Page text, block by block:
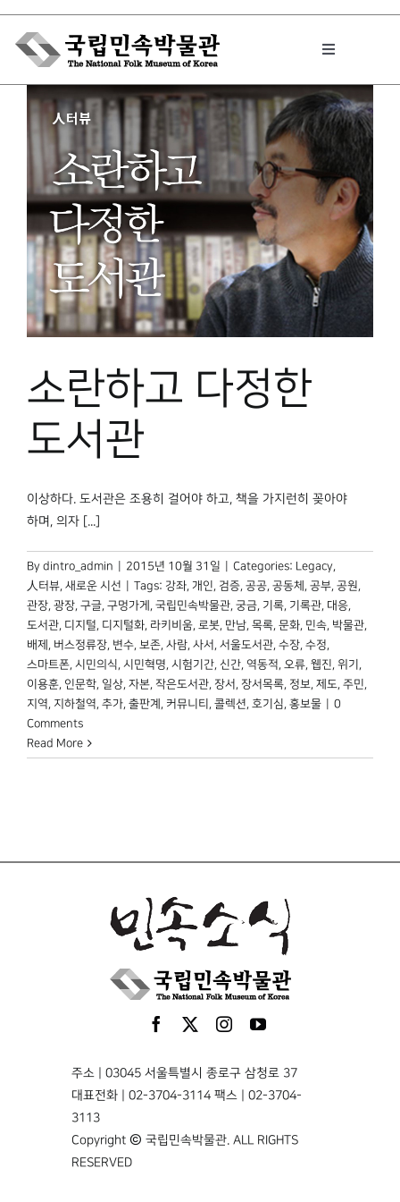
Skip
content
Toggle
박물관에서는
민속이야기
민속 인사이드
원문보기 PDF
박물관 홈페이지
소란하고 다정한
도서관
이상하다. 도서관은 조용히 걸어야 하고, 책을 가지런히 꽂아야
하며, 의자 [...]
By dintro_admin 2015년 10월 31일 Categories: Legacy,
人터뷰, 새로운 시선 Tags: 강좌, 개인, 검증, 공공, 공동체 , 공부, 공원,
관장, 광장, 구글, 구멍가게 , 국립민속박물관, 궁금, 기록, 기록관, 대응,
도서관, 디지털, 디지털화, 라키비움, 로봇, 만남, 목록, 문화, 민속, 박물관,
배제 , 버스정류장, 변수, 보존, 사람, 사서 , 서울도서관, 수장, 수정,
스마트폰, 시민의식, 시민혁명, 시험기간, 신간, 역동적, 오류, 웹진, 위기 ,
이용훈, 인문학, 일상, 자본, 작은도서관, 장서 , 장서목록, 정보, 제도, 주민,
지역, 지하철역, 추가, 출판계 , 커뮤니티 , 콜렉션, 호기심, 홍보물
0
Comments
Read More
주소 | 03045 서울특별시 종로구 삼청로 37
대표전화 | 02-3704-3114 팩스 | 02-3704-
3113
Copyright © 국립민속박물관. ALL RIGHTS
RESERVED